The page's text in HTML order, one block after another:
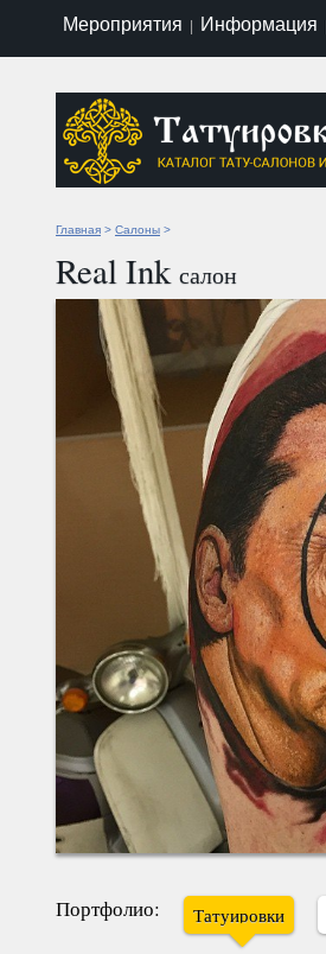
Мероприятия Информация
Главная > Салоны >
Real Ink салон
Портфолио: Татуировки